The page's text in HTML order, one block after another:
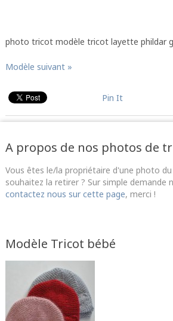
photo tricot modèle tricot layette phildar
Modèle suivant »
Pin It
A propos de nos photos de
Vous êtes le/la propriétaire d'une photo du
souhaitez la retirer ? Sur simple demande
contactez nous sur cette page, merci !
Modèle Tricot bébé